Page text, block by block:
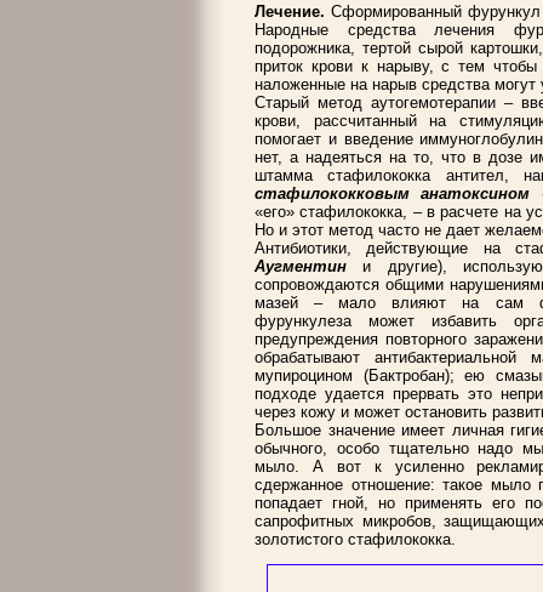
Лечение. Сформированный фурункул
Народные средства лечения
подорожника, тертой сырой
приток крови к нарыву, с тем
наложенные на нарыв средства могут
Старый метод аутогемотерапии –
крови, рассчитанный на
помогает и введение
нет, а надеяться на то, что в дозе
штамма стафилококка антител,
стафилококковым анатоксином
«его» стафилококка, – в расчете на
Но и этот метод часто не дает
Антибиотики, действующие на
Аугментини другие),
сопровождаются общими
мазей – мало влияют на сам
фурункулеза может избавить
предупреждения повторного
обрабатывают
мупироцином (Бактробан); ею
подходе удается прервать это
через кожу и может остановить
Большое значение имеет личная
обычного, особо тщательно надо
мыло. А вот к усиленно
сдержанное отношение: такое мыло
попадает гной, но применять его
сапрофитных микробов,
золотистого стафилококка.